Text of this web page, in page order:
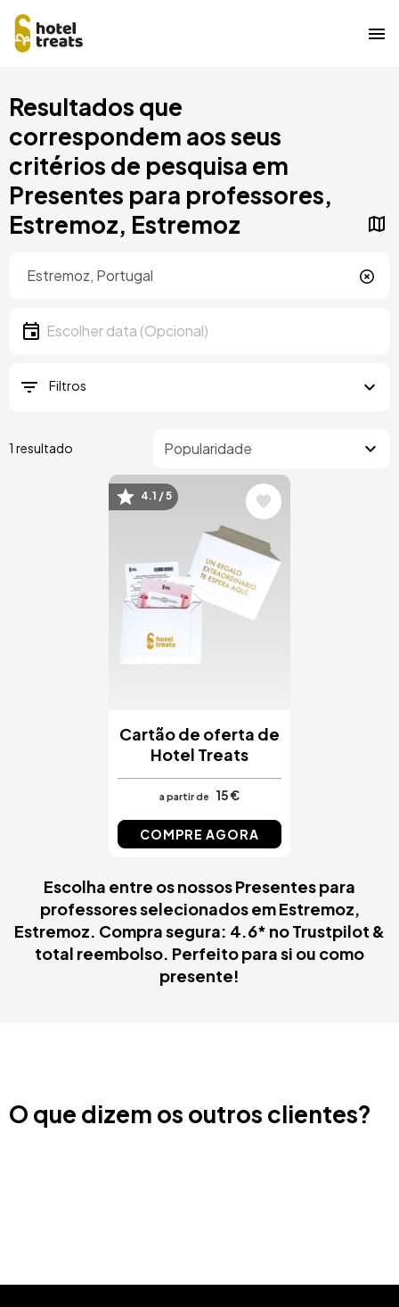
para
conteúdo
principal
Resultados que
correspondem aos seus
critérios de pesquisa em
Presentes para professores,
Estremoz, Estremoz
Data
Escolher data
Filtros
1 resultado
Imagem
4.1 / 5
Cartão de oferta de
Hotel Treats
a partir de 15 €
COMPRE AGORA
Escolha entre os nossos Presentes para
professores selecionados em Estremoz,
Estremoz. Compra segura: 4.6* no Trustpilot &
total reembolso. Perfeito para si ou como
presente!
O que dizem os outros clientes?